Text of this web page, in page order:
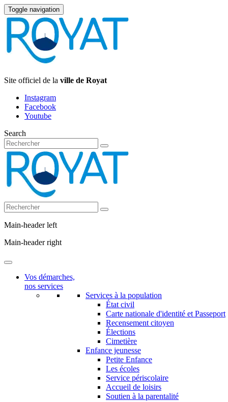
Toggle navigation
Site officiel de la ville de Royat
Instagram
Facebook
Youtube
Search
Main-header left
Main-header right
Vos démarches,
nos services
Services à la population
État civil
Carte nationale d'identité et Passeport
Recensement citoyen
Élections
Cimetière
Enfance jeunesse
Petite Enfance
Les écoles
Service périscolaire
Accueil de loisirs
Soutien à la parentalité